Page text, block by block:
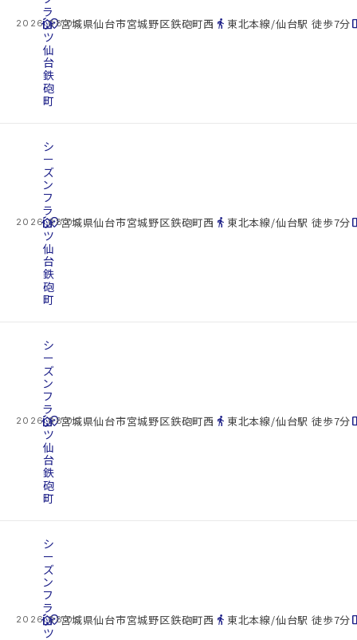
2026.08.09
cottage
ラ
ッ
ツ
仙
台
鉄
砲
町
location_on宮城県仙台市宮城野区鉄砲町西 directions_walk 東北本線/仙台駅 徒歩7分
2026.08.09
cottage
シ
ー
ズ
ン
フ
ラ
ッ
ツ
仙
台
鉄
砲
町
location_on宮城県仙台市宮城野区鉄砲町西 directions_walk 東北本線/仙台駅 徒歩7分
2026.08.09
cottage
シ
ー
ズ
ン
フ
ラ
ッ
ツ
仙
台
鉄
砲
町
location_on宮城県仙台市宮城野区鉄砲町西 directions_walk 東北本線/仙台駅 徒歩7分
2026.08.09
cottage
シ
ー
ズ
ン
フ
ラ
ッ
ツ
location_on宮城県仙台市宮城野区鉄砲町西 directions_walk 東北本線/仙台駅 徒歩7分